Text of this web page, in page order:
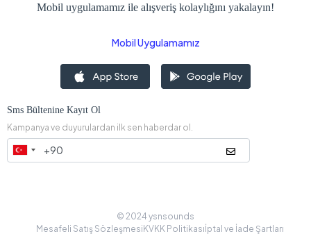
Mobil uygulamamız ile alışveriş kolaylığını yakalayın!
Mobil Uygulamamız
Sms Bültenine Kayıt Ol
Kampanya ve duyurulardan ilk sen haberdar ol.
© 2024 ysnsounds
Mesafeli Satış Sözleşmesi KVKK Politikasıİptal ve İade Şartları